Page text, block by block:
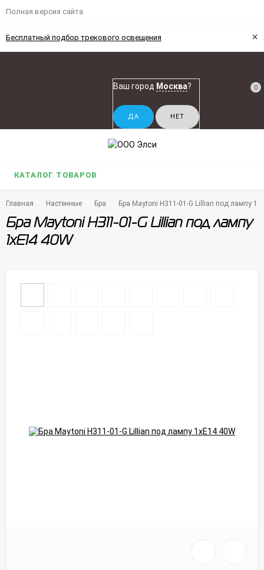
Полная версия сайта
Бесплатный подбор трекового освещения ×
Ваш город Москва? 0
КАТАЛОГ ТОВАРОВ
Главная Настенные Бра Бра Maytoni H311-01-G Lillian под лампу
Бра Maytoni H311-01-G Lillian под лампу
1xE14 40W